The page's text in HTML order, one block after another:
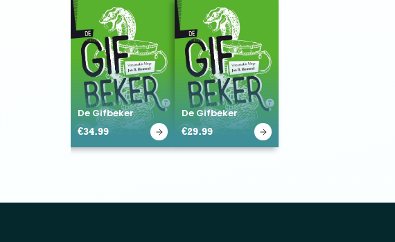
De Gifbeker
€34.99
De Gifbeker
€29.99